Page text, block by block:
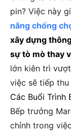
pin? Việc này
năng chống
xây dựng
sự tò mò thay
lớn kiên trì
việc sẽ tiếp
Các Buổi Trình
Bếp trưởng
chỉnh trong